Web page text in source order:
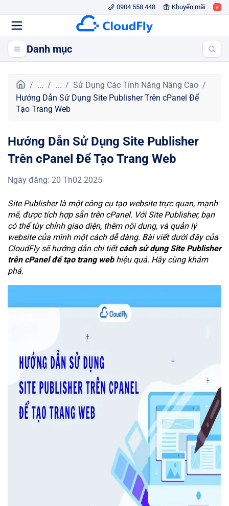
0904 558 448 Khuyến mãi
Danh mục
r
a
c
ủ
... ...
Sử Dụng Các Tính Năng Nâng Cao
Hướng Dẫn Sử Dụng Site Publisher Trên cPanel Để
Tạo Trang Web
Hướng Dẫn Sử Dụng Site Publisher
Trên cPanel Để Tạo Trang Web
Ngày đăng: 20 Th02 2025
Site Publisher là một công cụ tạo website trực quan, mạnh
mẽ, được tích hợp sẵn trên cPanel. Với Site Publisher, bạn
có thể tùy chỉnh giao diện, thêm nội dung, và quản lý
website của mình một cách dễ dàng. Bài viết dưới đây của
CloudFly sẽ hướng dẫn chi tiếtcách sử dụng Site Publisher
trên cPanel để tạo trang webhiệu quả. Hãy cùng khám
phá.